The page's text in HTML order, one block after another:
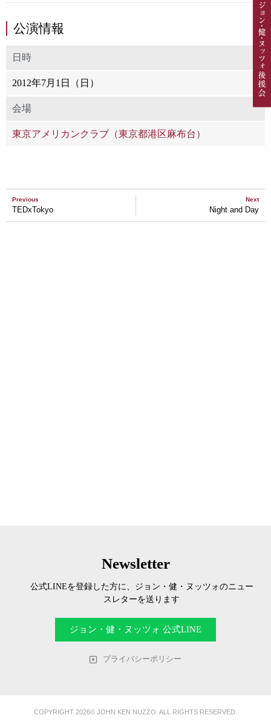
公演情報
日時
2012年7月1日（日）
会場
東京アメリカンクラブ（東京都港区麻布台）
Previous
TEDxTokyo
Next
Night and Day
Newsletter
公式LINEを登録した方に、ジョン・健・ヌッツォのニュー
スレターを送ります
ジョン・健・ヌッツォ 公式LINE
プライバシーポリシー
COPYRIGHT 2026© JOHN KEN NUZZO. ALL RIGHTS RESERVED.